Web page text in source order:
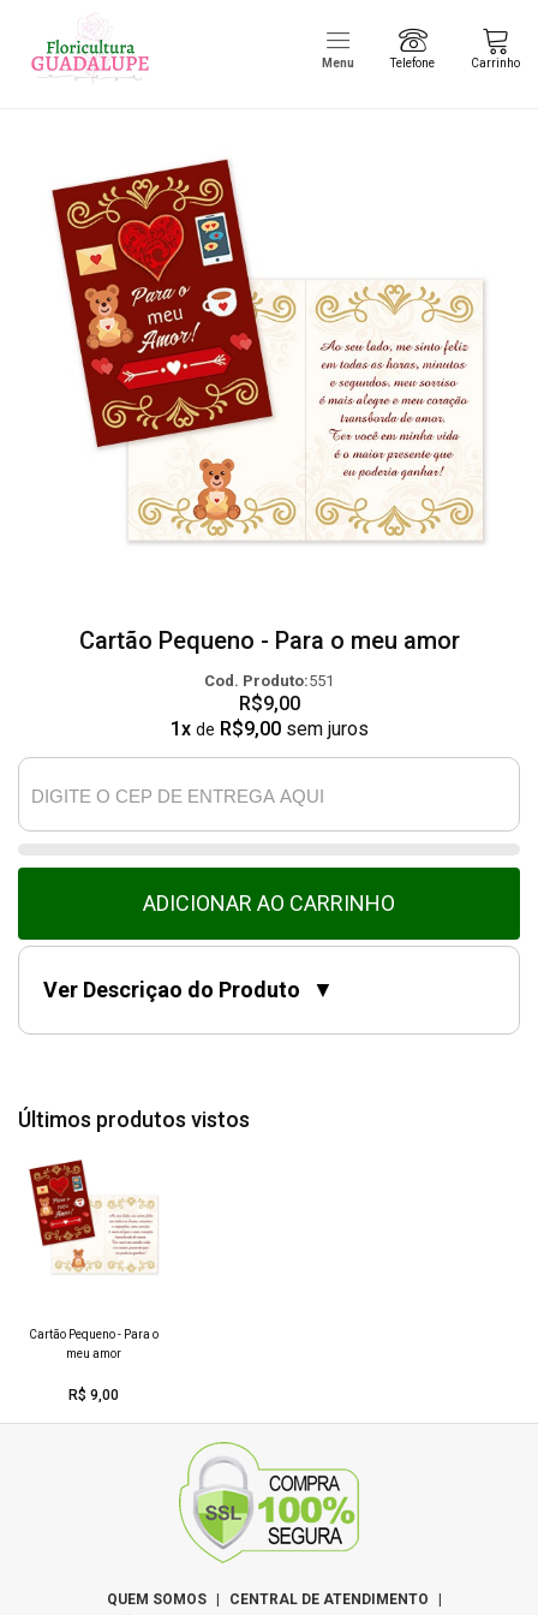
Menu Telefone Carrinho
Cartão Pequeno - Para o meu amor
Cod. Produto:551
R$9,00
1x de R$9,00 sem juros
ADICIONAR AO CARRINHO
Ver Descriçao do Produto ▼
minha vida é o maior presente que eu poderia
ganhar!
Últimos produtos vistos
Cartão Pequeno - Para o
meu amor
R$ 9,00
QUEM SOMOS | CENTRAL DE ATENDIMENTO |